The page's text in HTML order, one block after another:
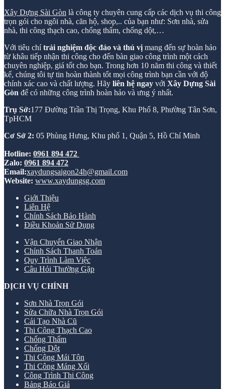
Xây Dựng Sài Gòn là công ty chuyên cung cấp các dịch vụ thi công
trọn gói cho ngôi nhà, căn hộ, shop,.. của bạn như: Sơn nhà, sửa
nhà, thi công thạch cao, chống thấm, chống dột,…
Với tiêu chítrải nghiệm độc đáo và thú vị mang đến sự hoàn hảo
từ khâu tiếp nhận thi công cho đến bàn giao công trình một cách
chuyên nghiệp, giá tốt cho bạn. Trong hơn 10 năm thi công và thiết
kế, chúng tôi tự tin hoàn thành tốt mọi công trình bạn cần với độ
chính xác cao và chất lượng. Hãy liên hệ ngay với Xây Dựng Sài
Gòn để có những công trình hoàn hảo và ưng ý nhất.
Trụ Sở:177 Đường Trần Thị Trọng, Khu Phố 8, Phường Tân Sơn,
TpHCM
Cơ Sở 2: 05 Phùng Hưng, Khu phố 1, Quận 5, Hồ Chí Minh
Hotline: 0961 894 472
Zalo: 0961 894 472
Email:xaydungsaigon24h@gmail.com
Website: www.xaydungsg.com
Giới Thiệu
Liên Hệ
Chính Sách Bảo Hành
Điều Khoản Sử Dụng
Vận Chuyển Giao Nhận
Chính Sách Thanh Toán
Quy Trình Làm Việc
Câu Hỏi Thường Gặp
DỊCH VỤ CHÍNH
Sơn Nhà Trọn Gói
Sửa Chữa Nhà Trọn Gói
Cải Tạo Nhà Cũ
Thi Công Thạch Cao
Chống Thấm
Chống Dột
Thi Công Mái Tôn
Thi Công Máng Xối
Công Trình Thi Công
Bảng Báo Giá